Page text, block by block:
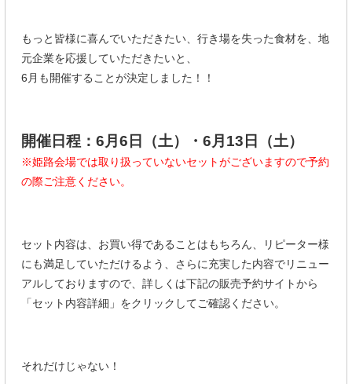
もっと皆様に喜んでいただきたい、行き場を失った食材を、地
元企業を応援していただきたいと、
6月も開催することが決定しました！！
開催日程：6月6日（土）・6月13日（土）
※姫路会場では取り扱っていないセットがございますので予約
の際ご注意ください。
セット内容は、お買い得であることはもちろん、リピーター様
にも満足していただけるよう、さらに充実した内容でリニュー
アルしておりますので、詳しくは下記の販売予約サイトから
「セット内容詳細」をクリックしてご確認ください。
それだけじゃない！